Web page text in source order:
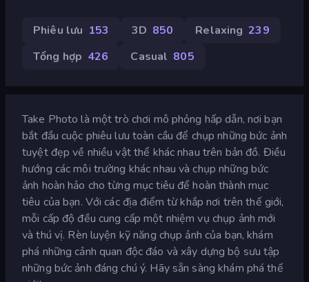
Phiêu lưu 153 3D 850 Relaxing 239
Tổng hợp 426 Casual 805
Take Photo là một trò chơi mô phỏng hấp dẫn, nơi bạn
bắt đầu cuộc phiêu lưu toàn cầu để chụp những bức ảnh
tuyệt đẹp về nhiều vật thể khác nhau trên bản đồ. Điều
hướng các môi trường khác nhau và chụp những bức
ảnh hoàn hảo cho từng mục tiêu để hoàn thành mục
tiêu của bạn. Với các địa điểm từ khắp nơi trên thế giới,
mỗi cấp độ đều cung cấp một nhiệm vụ chụp ảnh mới
và thú vị. Rèn luyện kỹ năng chụp ảnh của bạn, khám
phá những cảnh quan độc đáo và xây dựng bộ sưu tập
những bức ảnh đáng chú ý. Hãy sẵn sàng khám phá thế